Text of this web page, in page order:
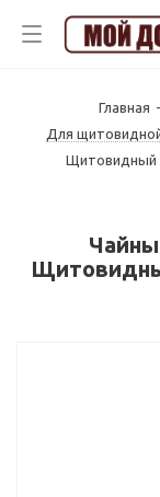
Главная -
Для
Щитовидный